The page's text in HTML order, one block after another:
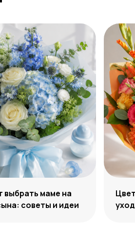
выбрать маме на
советы и идеи